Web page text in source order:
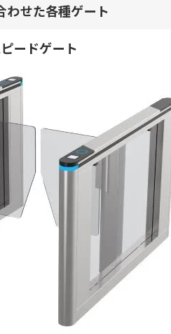
わせた各種ゲート
ードゲート